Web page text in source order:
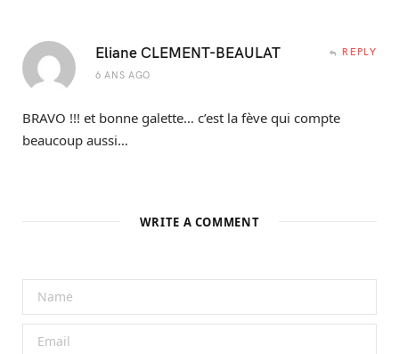
Eliane CLEMENT-BEAULAT
6 ANS AGO
REPLY
BRAVO !!! et bonne galette… c’est la fève qui compte
beaucoup aussi…
WRITE A COMMENT